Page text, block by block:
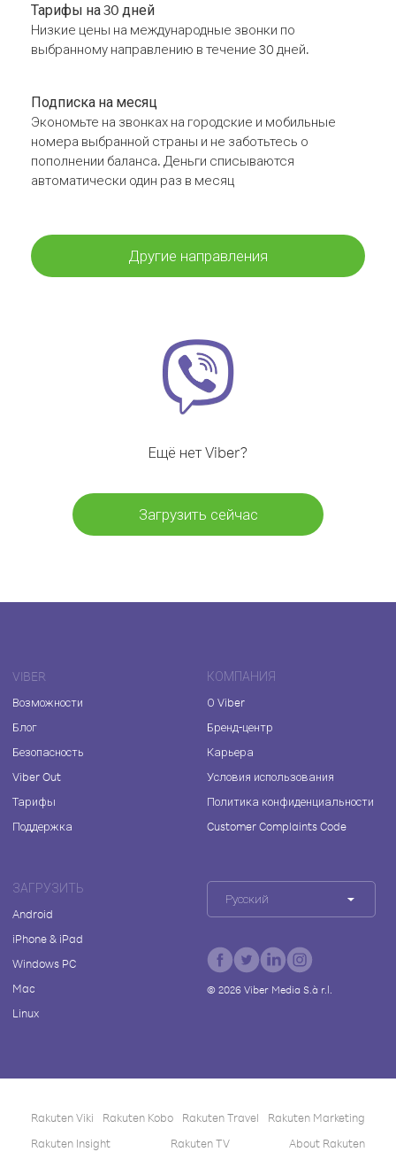
Тарифы на 30 дней
Низкие цены на международные звонки по
выбранному направлению в течение 30 дней.
Подписка на месяц
Экономьте на звонках на городские и мобильные
номера выбранной страны и не заботьтесь о
пополнении баланса. Деньги списываются
автоматически один раз в месяц
Другие направления
Ещё нет Viber?
Загрузить сейчас
VIBER
Возможности
Блог
Безопасность
Viber Out
Тарифы
Поддержка
КОМПАНИЯ
О Viber
Бренд-центр
Карьера
Условия использования
Политика конфиденциальности
Customer Complaints Code
ЗАГРУЗИТЬ
Android
iPhone & iPad
Windows PC
Mac
Linux
Русский
© 2026Viber Media S.à r.l.
Rakuten Viki Rakuten Kobo Rakuten Travel
Rakuten Marketing
Rakuten Insight
Rakuten TV About Rakuten